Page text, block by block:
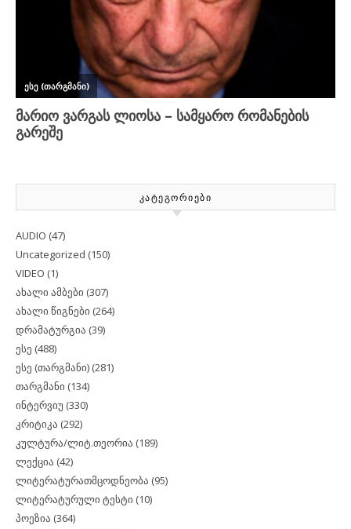
ᲙᲐᲢᲔᲒᲝᲠᲘᲔᲑᲘ
AUDIO (47)
Uncategorized (150)
VIDEO (1)
ახალი ამბები (307)
ახალი წიგნები (264)
დრამატურგია (39)
ესე (488)
ესე (თარგმანი) (281)
თარგმანი (134)
ინტერვიუ (330)
კრიტიკა (292)
კულტურა/ლიტ.თეორია (189)
ლექცია (42)
ლიტერატურათმცოდნეობა (95)
ლიტერატურული ტესტი (10)
პოეზია (364)